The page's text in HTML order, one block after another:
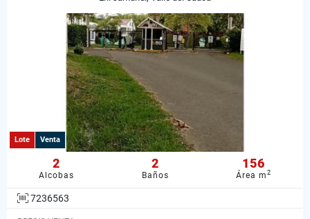
Lote Venta
2
Alcobas
2
Baños
156
Área m2
7236563